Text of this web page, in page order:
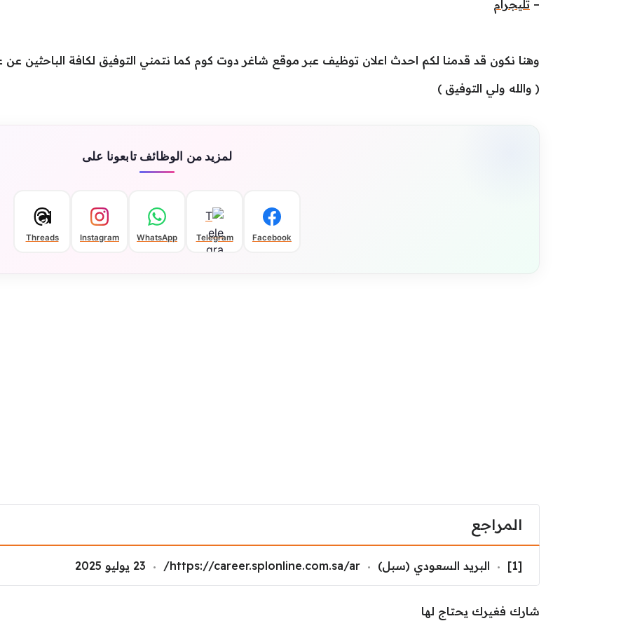
– تليجرام
وهنا نكون قد قدمنا لكم احدث اعلان توظيف عبر موقع شاغر دوت كوم كما نتمني التوفيق لكافة الباحثين
( والله ولي التوفيق )
لمزيد من الوظائف تابعونا على
Facebook
Telegram
WhatsApp
Instagram
Threads
المراجع
[1] البريد السعودي (سبل) https://career.splonline.com.sa/ar/ 23 يوليو 2025
شارك فغيرك يحتاج لها